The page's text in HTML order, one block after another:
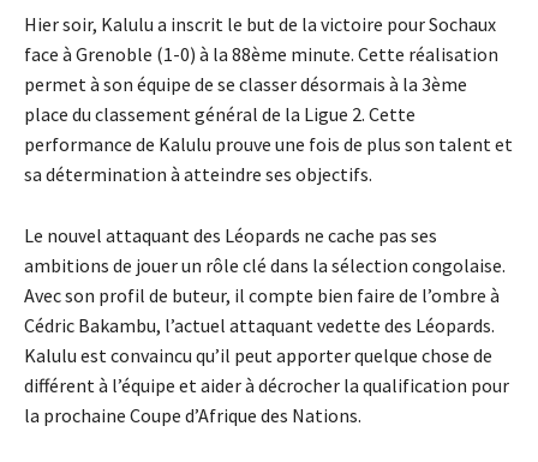
Hier soir, Kalulu a inscrit le but de la victoire pour Sochaux
face à Grenoble (1-0) à la 88ème minute. Cette réalisation
permet à son équipe de se classer désormais à la 3ème
place du classement général de la Ligue 2. Cette
performance de Kalulu prouve une fois de plus son talent et
sa détermination à atteindre ses objectifs.
Le nouvel attaquant des Léopards ne cache pas ses
ambitions de jouer un rôle clé dans la sélection congolaise.
Avec son profil de buteur, il compte bien faire de l’ombre à
Cédric Bakambu, l’actuel attaquant vedette des Léopards.
Kalulu est convaincu qu’il peut apporter quelque chose de
différent à l’équipe et aider à décrocher la qualification pour
la prochaine Coupe d’Afrique des Nations.